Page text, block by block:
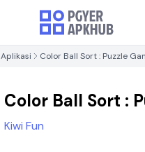
Aplikasi Color Ball Sort : Puzzle
Color Ball Sort :
Game
Kiwi Fun